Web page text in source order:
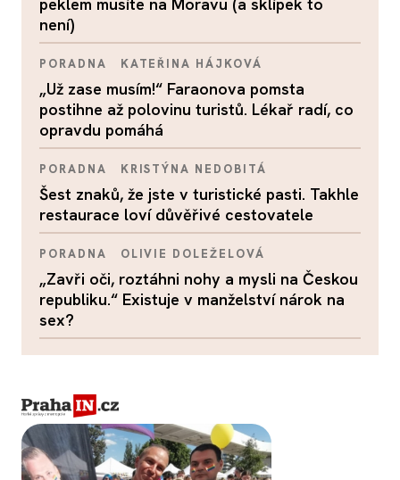
není)
PORADNA KATEŘINA HÁJKOVÁ
„Už zase musím!“ Faraonova pomsta
postihne až polovinu turistů. Lékař radí, co
opravdu pomáhá
PORADNA KRISTÝNA NEDOBITÁ
Šest znaků, že jste v turistické pasti. Takhle
restaurace loví důvěřivé cestovatele
PORADNA OLIVIE DOLEŽELOVÁ
„Zavři oči, roztáhni nohy a mysli na Českou
republiku.“ Existuje v manželství nárok na
sex?